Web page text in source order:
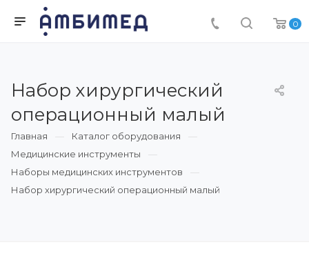
0
Набор хирургический
операционный малый
Главная
Каталог оборудования
Медицинские инструменты
Наборы медицинских инструментов
Набор хирургический операционный малый